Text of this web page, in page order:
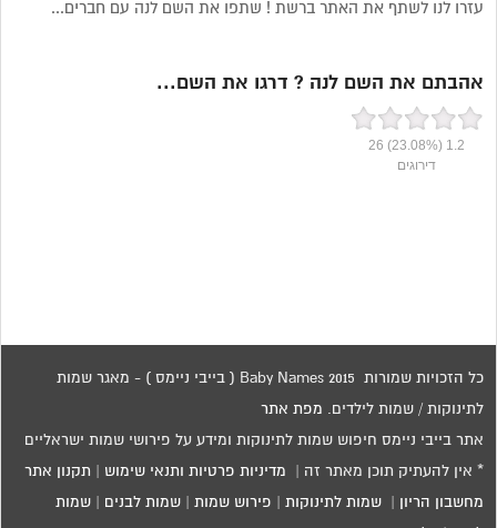
עזרו לנו לשתף את האתר ברשת ! שתפו את השם לנה עם חברים...
אהבתם את השם לנה ? דרגו את השם...
1.2
(23.08%)
26
דירוגים
כל הזכויות שמורות 2015 Baby Names ( בייבי ניימס ) - מאגר שמות
לתינוקות / שמות לילדים. מפת אתר
אתר בייבי ניימס חיפוש שמות לתינוקות ומידע על פירושי שמות ישראליים
* אין להעתיק תוכן מאתר זה | מדיניות פרטיות ותנאי שימוש תקנון אתר
מחשבון הריון |שמות לתינוקות פירוש שמות |שמות לבנים |שמות